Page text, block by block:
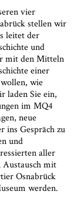
vier
stellen wir
leitet der
und
mit den Mitteln
einer
wie
laden Sie ein,
im MQ4
neue
ins Gespräch zu
und
aller
Austausch mit
Osnabrück
werden.